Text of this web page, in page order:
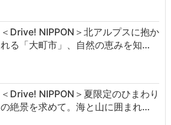
＜Drive! NIPPON＞北アルプスに抱か
れる「大町市」、自然の恵みを知…
＜Drive! NIPPON＞夏限定のひまわり
の絶景を求めて。海と山に囲まれ…